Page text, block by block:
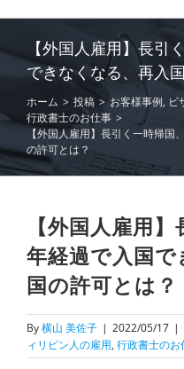
【外国人雇用】長引
できなくなる、再入
ホーム > 投稿 > お客様事例, ビ
行政書士のお仕事 >
【外国人雇用】長引く一時帰
の許可とは？
【外国人雇用
年経過で入国
国の許可とは？
By横山 美佐子 | 2022/05/17 |
ィリピン人の雇用, 行政書士のお